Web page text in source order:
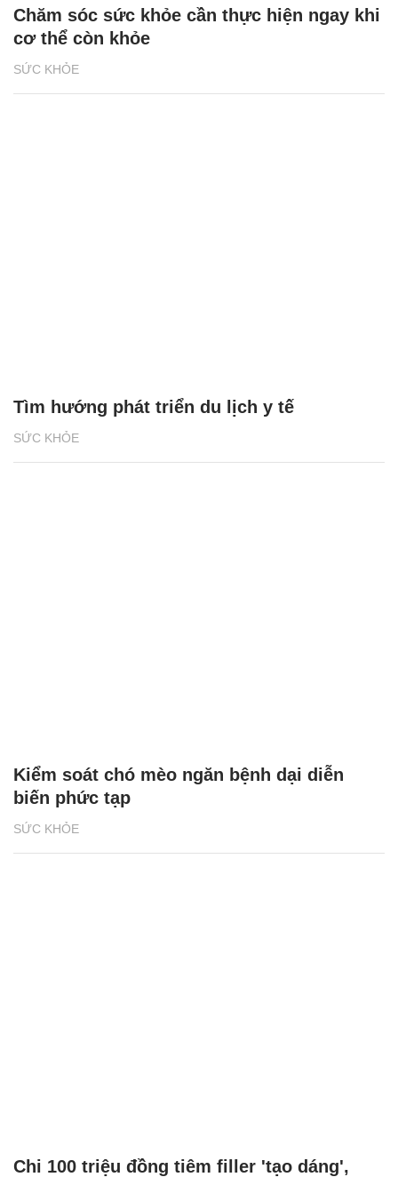
SỨC KHỎE
Chăm sóc sức khỏe cần thực hiện ngay khi
cơ thể còn khỏe
SỨC KHỎE
Tìm hướng phát triển du lịch y tế
SỨC KHỎE
Kiểm soát chó mèo ngăn bệnh dại diễn
biến phức tạp
Chi 100 triệu đồng tiêm filler 'tạo dáng',